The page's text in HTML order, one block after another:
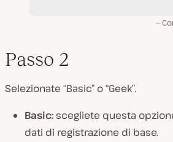
Passo 2
Selezionate “Basic” o “Geek”.
Basic: scegliete questa
dati di registrazione di base.